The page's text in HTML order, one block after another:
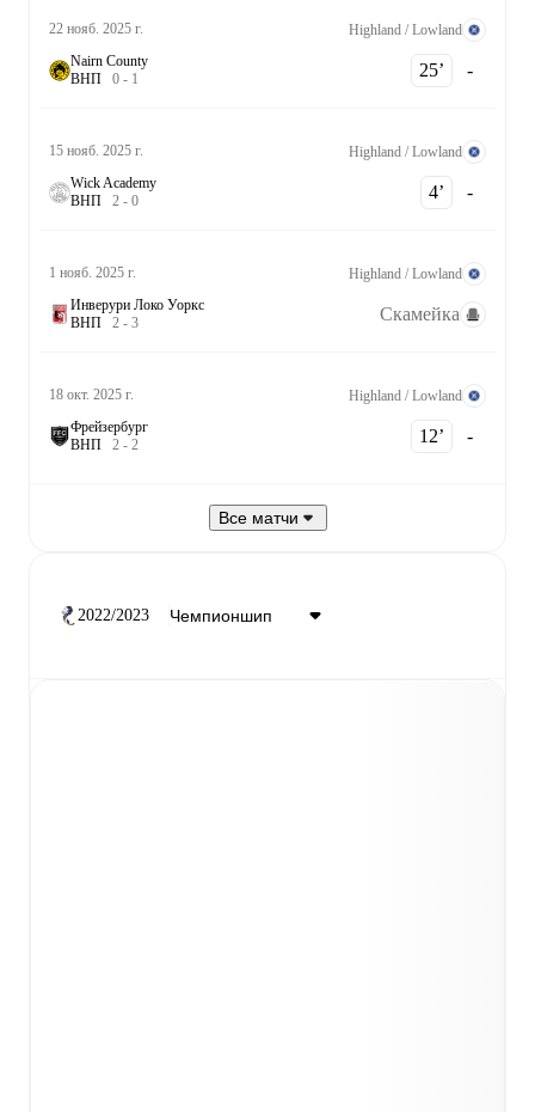
22 нояб. 2025 г.
Highland / Lowland
Nairn County
ВНП 0 - 1 25‎’‎ -
15 нояб. 2025 г.
Highland / Lowland
Wick Academy
ВНП 2 - 0 4‎’‎ -
1 нояб. 2025 г.
Highland / Lowland
Инверури Локо Уоркс
ВНП 2 - 3 Скамейка
18 окт. 2025 г.
Highland / Lowland
Фрейзербург
ВНП 2 - 2 12‎’‎ -
Все матчи
2022/2023